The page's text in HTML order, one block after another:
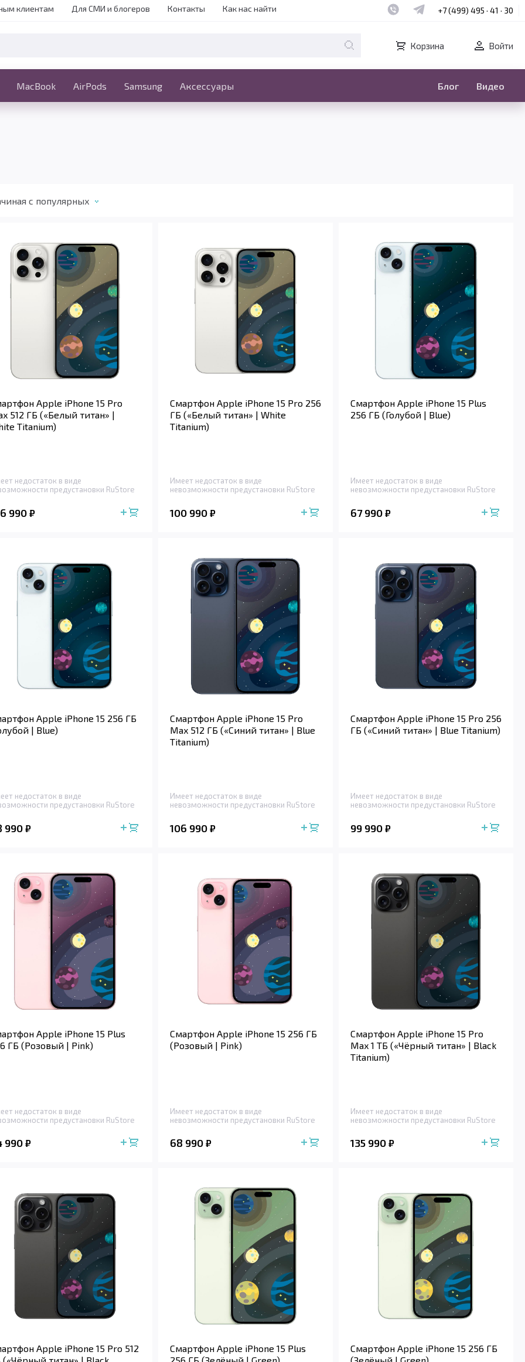
клиентам Для СМИ и блогеров Контакты Как нас найти Наш whatsapp
Наш telegram
+7 (499) 495 · 41 · 30
Корзина Войти
MacBook AirPods Samsung Аксессуары Блог Видео
iPhone MacBook Ещё
c популярных
Apple iPhone 15 Pro
512 ГБ («Белый титан» |
Titanium)
недостаток в виде
предустановки RuStore
990 ₽
Смартфон Apple iPhone 15 Pro 256
ГБ («Белый титан» | White
Titanium)
Имеет недостаток в виде
невозможности предустановки RuStore
100 990 ₽
Смартфон Apple iPhone 15 Plus
256 ГБ (Голубой | Blue)
Имеет недостаток в виде
невозможности предустановки RuStore
67 990 ₽
Apple iPhone 15 256 ГБ
| Blue)
недостаток в виде
предустановки RuStore
990 ₽
Смартфон Apple iPhone 15 Pro
Max 512 ГБ («Синий титан» | Blue
Titanium)
Имеет недостаток в виде
невозможности предустановки RuStore
106 990 ₽
Смартфон Apple iPhone 15 Pro 256
ГБ («Синий титан» | Blue Titanium)
Имеет недостаток в виде
невозможности предустановки RuStore
99 990 ₽
Apple iPhone 15 Plus
ГБ (Розовый | Pink)
недостаток в виде
предустановки RuStore
990 ₽
Смартфон Apple iPhone 15 256 ГБ
(Розовый | Pink)
Имеет недостаток в виде
невозможности предустановки RuStore
68 990 ₽
Смартфон Apple iPhone 15 Pro
Max 1 ТБ («Чёрный титан» | Black
Titanium)
Имеет недостаток в виде
невозможности предустановки RuStore
135 990 ₽
Apple iPhone 15 Pro 512
Смартфон Apple iPhone 15 Plus
Смартфон Apple iPhone 15 256 ГБ